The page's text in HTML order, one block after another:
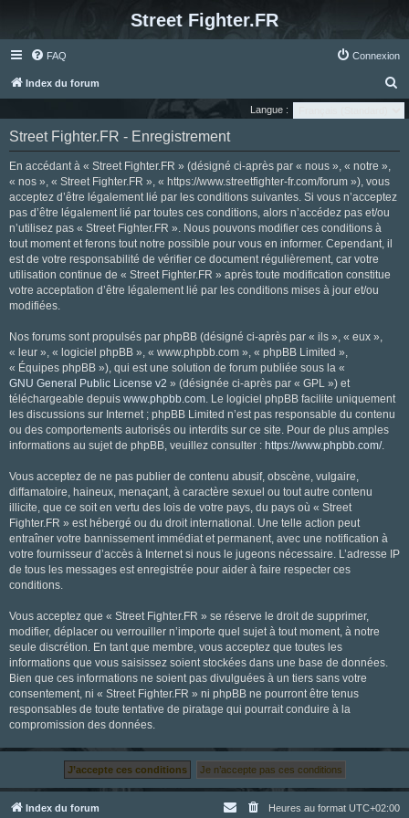
Street Fighter.FR
FAQ Connexion
Index du forum
e
Langue :
Street Fighter.FR - Enregistrement
En accédant à « Street Fighter.FR » (désigné ci-après par « nous », « notre »,
« nos », « Street Fighter.FR », « https://www.streetfighter-fr.com/forum »), vous
acceptez d’être légalement lié par les conditions suivantes. Si vous n’acceptez
pas d’être légalement lié par toutes ces conditions, alors n’accédez pas et/ou
n’utilisez pas « Street Fighter.FR ». Nous pouvons modifier ces conditions à
tout moment et ferons tout notre possible pour vous en informer. Cependant, il
est de votre responsabilité de vérifier ce document régulièrement, car votre
utilisation continue de « Street Fighter.FR » après toute modification constitue
votre acceptation d’être légalement lié par les conditions mises à jour et/ou
modifiées.
Nos forums sont propulsés par phpBB (désigné ci-après par « ils », « eux »,
« leur », « logiciel phpBB », « www.phpbb.com », « phpBB Limited »,
« Équipes phpBB »), qui est une solution de forum publiée sous la «
GNU General Public License v2 » (désignée ci-après par « GPL ») et
téléchargeable depuis www.phpbb.com. Le logiciel phpBB facilite uniquement
les discussions sur Internet ; phpBB Limited n’est pas responsable du contenu
ou des comportements autorisés ou interdits sur ce site. Pour de plus amples
informations au sujet de phpBB, veuillez consulter : https://www.phpbb.com/.
Vous acceptez de ne pas publier de contenu abusif, obscène, vulgaire,
diffamatoire, haineux, menaçant, à caractère sexuel ou tout autre contenu
illicite, que ce soit en vertu des lois de votre pays, du pays où « Street
Fighter.FR » est hébergé ou du droit international. Une telle action peut
entraîner votre bannissement immédiat et permanent, avec une notification à
votre fournisseur d’accès à Internet si nous le jugeons nécessaire. L’adresse IP
de tous les messages est enregistrée pour aider à faire respecter ces
conditions.
Vous acceptez que « Street Fighter.FR » se réserve le droit de supprimer,
modifier, déplacer ou verrouiller n’importe quel sujet à tout moment, à notre
seule discrétion. En tant que membre, vous acceptez que toutes les
informations que vous saisissez soient stockées dans une base de données.
Bien que ces informations ne soient pas divulguées à un tiers sans votre
consentement, ni « Street Fighter.FR » ni phpBB ne pourront être tenus
responsables de toute tentative de piratage qui pourrait conduire à la
compromission des données.
Index du forum Heures au format UTC+02:00